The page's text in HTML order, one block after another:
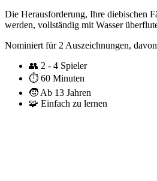
Die Herausforderung, Ihre diebischen
werden, vollständig mit Wasser
Nominiert für 2 Auszeichnungen,
👥 2 - 4 Spieler
⏱️ 60 Minuten
🧒 Ab 13 Jahren
🧩 Einfach zu lernen